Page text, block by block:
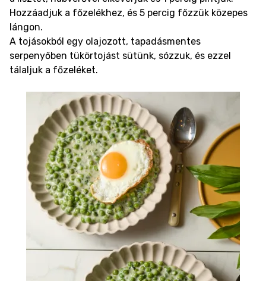
Hozzáadjuk a főzelékhez, és 5 percig főzzük közepes
lángon.
A tojásokból egy olajozott, tapadásmentes
serpenyőben tükörtojást sütünk, sózzuk, és ezzel
tálaljuk a főzeléket.